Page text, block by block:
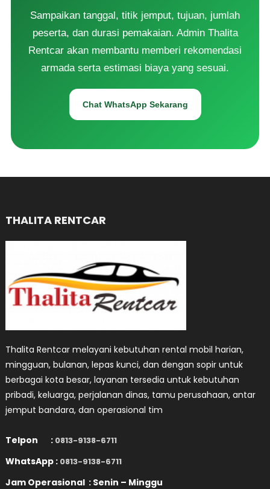
Sampaikan tanggal, titik jemput, tujuan, jumlah
peserta, dan durasi pemakaian. Admin Thalita
Rentcar akan membantu memberi rekomendasi
armada serta estimasi biaya yang sesuai.
Chat WhatsApp Sekarang
THALITA RENTCAR
Thalita Rentcar melayani kebutuhan rental mobil harian,
mingguan, bulanan, lepas kunci, dan dengan sopir untuk
berbagai kota besar, layanan tersedia untuk kebutuhan
pribadi, keluarga, perjalanan dinas, tamu perusahaan, antar
jemput bandara, dan operasional tim
Telpon : 0813-9138-6711
WhatsApp : 0813-9138-6711
Jam Operasional : Senin – Minggu